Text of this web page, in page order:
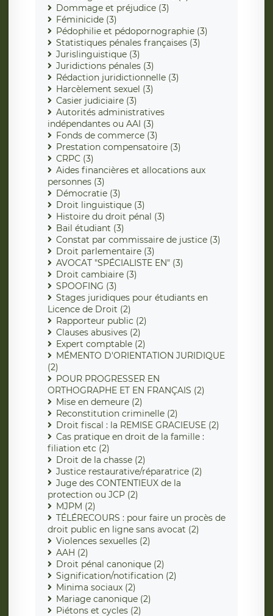
Dommage et préjudice (3)
Féminicide (3)
Pédophilie et pédopornographie (3)
Statistiques pénales françaises (3)
Jurislinguistique (3)
Juridictions pénales (3)
Rédaction juridictionnelle (3)
Harcèlement sexuel (3)
Casier judiciaire (3)
Autorités administratives
indépendantes ou AAI (3)
Fonds de commerce (3)
Prestation compensatoire (3)
CRPC (3)
Aides financières et allocations aux
personnes (3)
Démocratie (3)
Droit linguistique (3)
Histoire du droit pénal (3)
Bail étudiant (3)
Constat par commissaire de justice (3)
Droit parlementaire (3)
AVOCAT "SPÉCIALISTE EN" (3)
Droit cambiaire (3)
SPOOFING (3)
Stages juridiques pour étudiants en
Licence de Droit (2)
Rapporteur public (2)
Clauses abusives (2)
Expert comptable (2)
MÉMENTO D'ORIENTATION JURIDIQUE
(2)
POUR PROGRESSER EN
ORTHOGRAPHE ET EN FRANÇAIS (2)
Mise en demeure (2)
Reconstitution criminelle (2)
Droit fiscal : la REMISE GRACIEUSE (2)
Cas pratique en droit de la famille :
filiation etc (2)
Droit de la chasse (2)
Justice restaurative/réparatrice (2)
Juge des CONTENTIEUX de la
protection ou JCP (2)
MJPM (2)
TÉLÉRECOURS : pour faire un procès de
droit public en ligne sans avocat (2)
Violences sexuelles (2)
AAH (2)
Droit pénal canonique (2)
Signification/notification (2)
Minima sociaux (2)
Mariage canonique (2)
Piétons et cycles (2)